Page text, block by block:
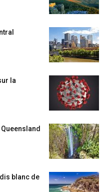
la
blanc de